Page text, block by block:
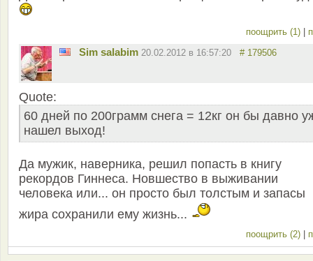
поощрить (1)
Sim salabim 20.02.2012 в 16:57:20 # 179506
Quote:
60 дней по 200грамм снега = 12кг он бы давно
нашел выход!
Да мужик, наверника, решил попасть в книгу
рекордов Гиннеса. Новшество в выживании
человека или... он просто был толстым и запасы
жира сохранили ему жизнь...
поощрить (2)